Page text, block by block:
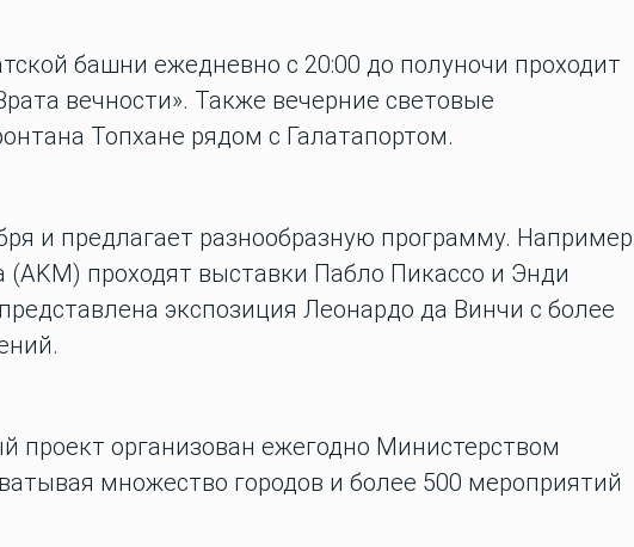
башни ежедневно с 20:00 до полуночи проходит
вечности». Также вечерние световые
Топхане рядом с Галатапортом.
и предлагает разнообразную программу.
проходят выставки Пабло Пикассо и Энди
экспозиция Леонардо да Винчи с более
проект организован ежегодно Министерством
множество городов и более 500 мероприятий